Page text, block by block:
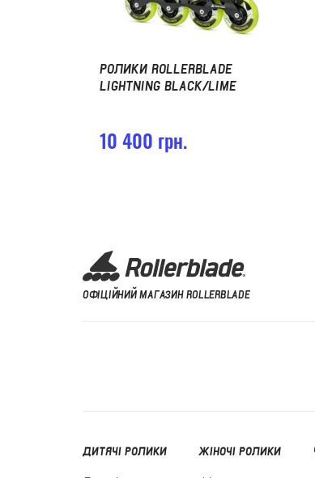
РОЛИКИ ROLLERBLADE
LIGHTNING BLACK/LIME
10 400 грн.
ОФІЦІЙНИЙ МАГАЗИН ROLLERBLADE
ДИТЯЧІ РОЛИКИ ЖІНОЧІ РОЛИКИ